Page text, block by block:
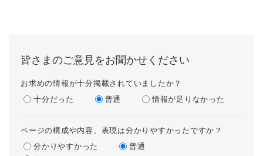
皆さまのご意見をお聞かせください
お求めの情報が十分掲載されていましたか？
十分だった
普通 情報が足りなかった
ページの構成や内容、表現は分かりやすかったですか？
分かりやすかった
普通